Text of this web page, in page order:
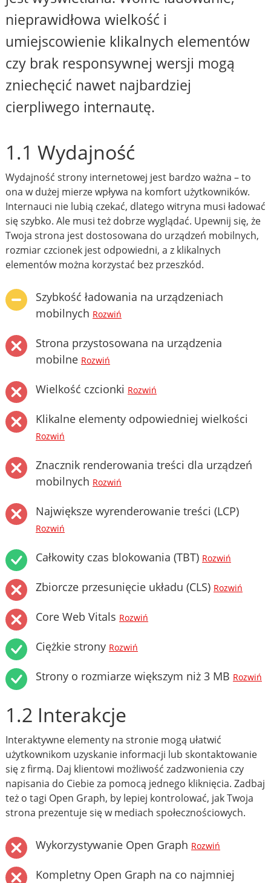
nieprawidłowa wielkość i
umiejscowienie klikalnych elementów
czy brak responsywnej wersji mogą
zniechęcić nawet najbardziej
cierpliwego internautę.
1.1 Wydajność
Wydajność strony internetowej jest bardzo ważna – to
ona w dużej mierze wpływa na komfort użytkowników.
Internauci nie lubią czekać, dlatego witryna musi ładować
się szybko. Ale musi też dobrze wyglądać. Upewnij się, że
Twoja strona jest dostosowana do urządzeń mobilnych,
rozmiar czcionek jest odpowiedni, a z klikalnych
elementów można korzystać bez przeszkód.
Szybkość ładowania na urządzeniach
mobilnych Rozwiń
Strona przystosowana na urządzenia
mobilne Rozwiń
Wielkość czcionki Rozwiń
Klikalne elementy odpowiedniej wielkości
Rozwiń
Znacznik renderowania treści dla urządzeń
mobilnych Rozwiń
Największe wyrenderowanie treści (LCP)
Rozwiń
Całkowity czas blokowania (TBT) Rozwiń
Zbiorcze przesunięcie układu (CLS) Rozwiń
Core Web Vitals Rozwiń
Ciężkie strony Rozwiń
Strony o rozmiarze większym niż 3 MB Rozwiń
1.2 Interakcje
Interaktywne elementy na stronie mogą ułatwić
użytkownikom uzyskanie informacji lub skontaktowanie
się z firmą. Daj klientowi możliwość zadzwonienia czy
napisania do Ciebie za pomocą jednego kliknięcia. Zadbaj
też o tagi Open Graph, by lepiej kontrolować, jak Twoja
strona prezentuje się w mediach społecznościowych.
Wykorzystywanie Open Graph Rozwiń
Kompletny Open Graph na co najmniej